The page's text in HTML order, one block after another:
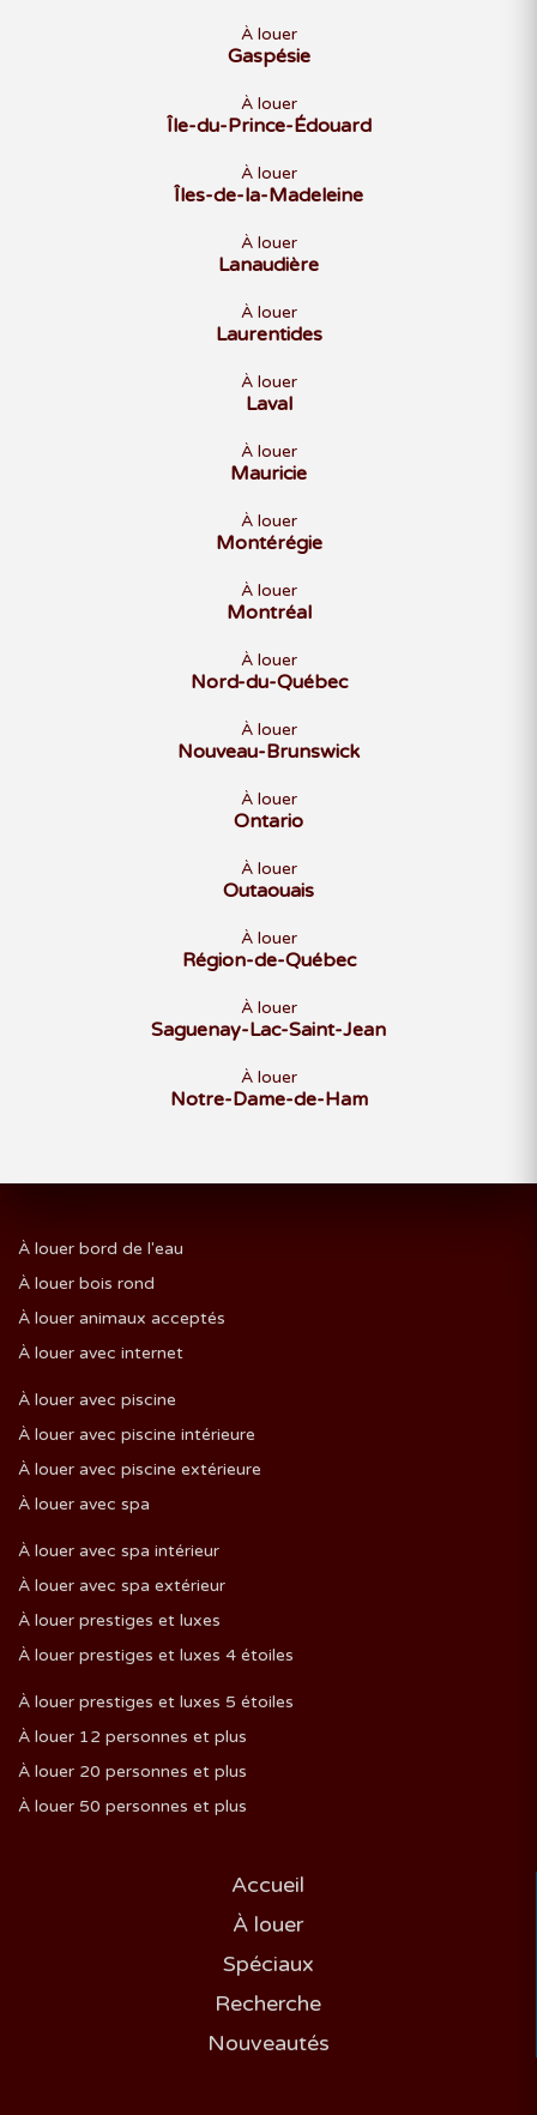
À louer
Gaspésie
À louer
Île-du-Prince-Édouard
À louer
Îles-de-la-Madeleine
À louer
Lanaudière
À louer
Laurentides
À louer
Laval
À louer
Mauricie
À louer
Montérégie
À louer
Montréal
À louer
Nord-du-Québec
À louer
Nouveau-Brunswick
À louer
Ontario
À louer
Outaouais
À louer
Région-de-Québec
À louer
Saguenay-Lac-Saint-Jean
À louer
Notre-Dame-de-Ham
À louer bord de l'eau
À louer bois rond
À louer animaux acceptés
À louer avec internet
À louer avec piscine
À louer avec piscine intérieure
À louer avec piscine extérieure
À louer avec spa
À louer avec spa intérieur
À louer avec spa extérieur
À louer prestiges et luxes
À louer prestiges et luxes 4 étoiles
À louer prestiges et luxes 5 étoiles
À louer 12 personnes et plus
À louer 20 personnes et plus
À louer 50 personnes et plus
Accueil
À louer
Spéciaux
Recherche
Nouveautés